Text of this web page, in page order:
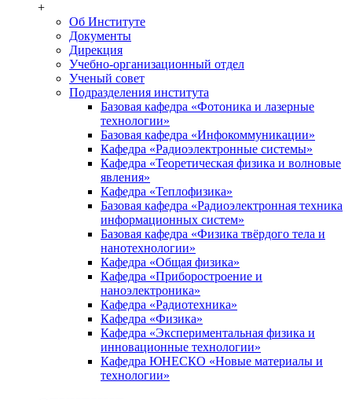
+
Об Институте
Документы
Дирекция
Учебно-организационный отдел
Ученый совет
Подразделения института
Базовая кафедра «Фотоника и лазерные
технологии»
Базовая кафедра «Инфокоммуникации»
Кафедра «Радиоэлектронные системы»
Кафедра «Теоретическая физика и волновые
явления»
Кафедра «Теплофизика»
Базовая кафедра «Радиоэлектронная техника
информационных систем»
Базовая кафедра «Физика твёрдого тела и
нанотехнологии»
Кафедра «Общая физика»
Кафедра «Приборостроение и
наноэлектроника»
Кафедра «Радиотехника»
Кафедра «Физика»
Кафедра «Экспериментальная физика и
инновационные технологии»
Кафедра ЮНЕСКО «Новые материалы и
технологии»